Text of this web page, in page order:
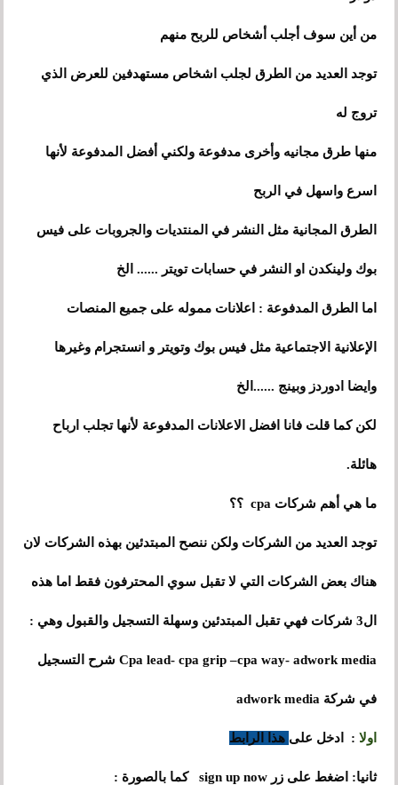
من أين سوف أجلب أشخاص للربح منهم
توجد العديد من الطرق لجلب اشخاص مستهدفين للعرض الذي
تروج له
منها طرق مجانيه وأخرى مدفوعة ولكني أفضل المدفوعة لأنها
اسرع واسهل في الربح
الطرق المجانية مثل النشر في المنتديات والجروبات على فيس
بوك ولينكدن او النشر في حسابات تويتر ...... الخ
اما الطرق المدفوعة : اعلانات مموله على جميع المنصات
الإعلانية الاجتماعية مثل فيس بوك وتويتر و انستجرام وغيرها
وايضا ادوردز وبينج ......الخ
لكن كما قلت فانا افضل الاعلانات المدفوعة لأنها تجلب ارباح
هائلة.
ما هي أهم شركات cpa ؟؟
توجد العديد من الشركات ولكن ننصح المبتدئين بهذه الشركات لان
هناك بعض الشركات التي لا تقبل سوي المحترفون فقط اما هذه
ال3 شركات فهي تقبل المبتدئين وسهلة التسجيل والقبول وهي :
Cpa lead- cpa grip –cpa way- adwork media شرح التسجيل
في شركة adwork media
اولا : ادخل على هذا الرابط
ثانيا: اضغط علىزر sign up now كما بالصورة :